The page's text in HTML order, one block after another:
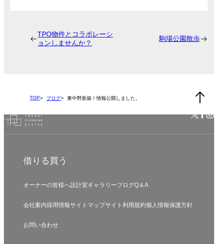
TPO物件とコラボレーシ
ョンしませんか？
駒場公園散歩
TOP ブログ 東中野新築！情報公開しました。
借りる 買う
オーナーの皆様へ設計室ギャラリーブログQ＆A
会社案内採用情報サイトマップサイト利用規約個人情報保護方針
お問い合わせ